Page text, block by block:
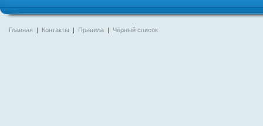
Главная | Контакты | Правила | Чёрный список